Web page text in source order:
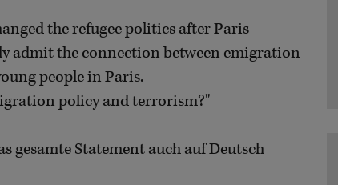
the refugee politics after Paris
admit the connection between emigration
people in Paris.
policy and terrorism?"
gesamte Statement auch auf Deutsch